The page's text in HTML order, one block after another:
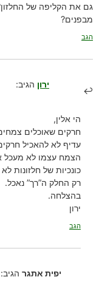
גם את הקליפה של
מבפנים?
הגב
ירון הגיב:
הי אלין,
חרקים שאוכלים
עדיף לא להאכיל
הצמח עצמו לא מעכל
כונכיות של חלזונות
רק החלק ה”רך” נאכל.
בהצלחה.
ירון
הגב
יפית אתגר הגיב: